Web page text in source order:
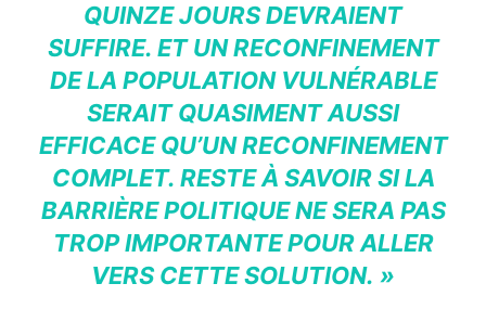
QUINZE JOURS DEVRAIENT
SUFFIRE. ET UN RECONFINEMENT
DE LA POPULATION VULNÉRABLE
SERAIT QUASIMENT AUSSI
EFFICACE QU’UN RECONFINEMENT
COMPLET. RESTE À SAVOIR SI LA
BARRIÈRE POLITIQUE NE SERA PAS
TROP IMPORTANTE POUR ALLER
VERS CETTE SOLUTION. »